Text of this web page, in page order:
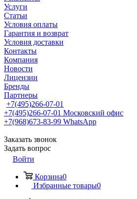
Услуги
Статьи
Условия оплаты
Гарантия и возврат
Условия доставки
Контакты
Компания
Новости
Лицензии
Бренды
Партнеры
+7(495)266-07-01
+7(495)266-07-01 Московский офис
+7(968)673-83-99 WhatsApp
Заказать звонок
Задать вопрос
Войти
Корзина0
Избранные товары0